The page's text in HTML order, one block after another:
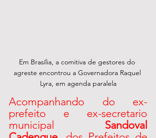
Em Brasília, a comitiva de gestores do
agreste encontrou a Governadora Raquel
Lyra, em agenda paralela
Acompanhando do ex-
prefeito e ex-secretario
municipal Sandoval